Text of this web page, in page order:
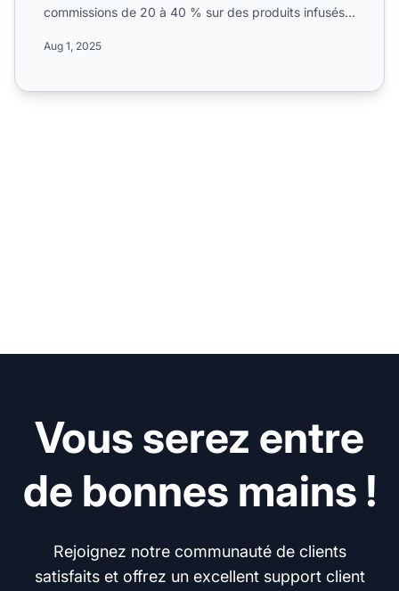
commissions de 20 à 40 % sur des produits infusés
Aug 1, 2025
Vous serez entre
de bonnes mains !
Rejoignez notre communauté de clients
satisfaits et offrez un excellent support client